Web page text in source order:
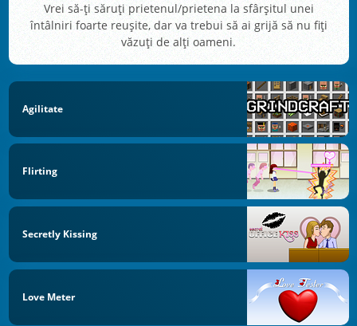
Vrei să-ți săruți prietenul/prietena la sfârșitul unei
întâlniri foarte reușite, dar va trebui să ai grijă să nu fiți
văzuți de alți oameni.
Agilitate
Flirting
Secretly Kissing
Love Meter